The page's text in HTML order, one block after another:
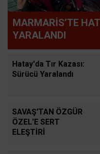
MARMARİS’TE
YARALANDI
Hatay'da Tır Kazası:
Sürücü Yaralandı
SAVAŞ'TAN ÖZGÜR
ÖZEL'E SERT
ELEŞTİRİ